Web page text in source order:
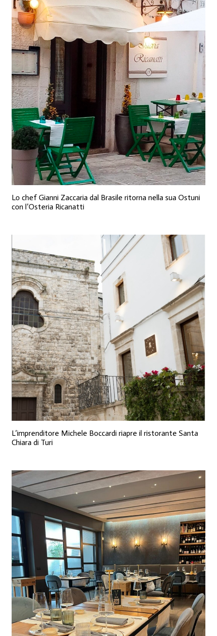
Lo chef Gianni Zaccaria dal Brasile ritorna nella sua Ostuni
con l’Osteria Ricanatti
L’imprenditore Michele Boccardi riapre il ristorante Santa
Chiara di Turi